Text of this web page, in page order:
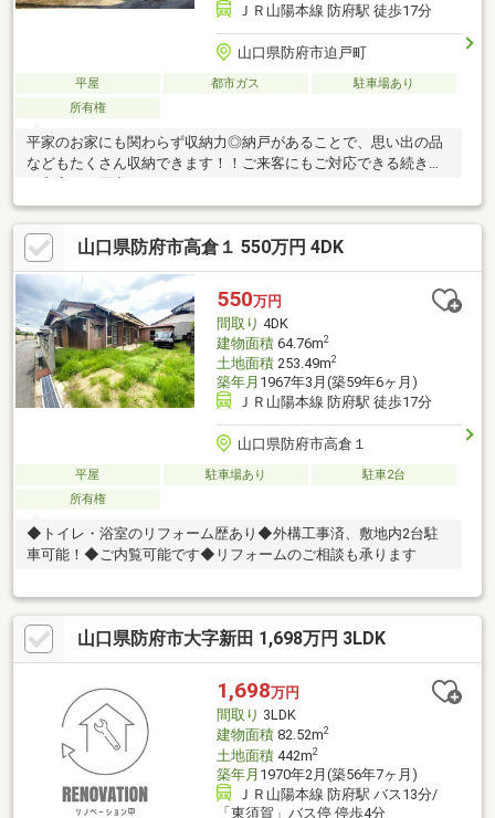
ＪＲ山陽本線 防府駅 徒歩17分
山口県防府市迫戸町
平屋 都市ガス
駐車場あり
所有権
平家のお家にも関わらず収納力◎納戸があることで、思い出の品
などもたくさん収納できます！！ご来客にもご対応できる続き間
山口県防府市高倉１ 550万円 4DK
550万円
間取り 4DK
建物面積64.76m2
土地面積253.49m2
築年月 1967年3月(築59年6ヶ月)
ＪＲ山陽本線 防府駅 徒歩17分
山口県防府市高倉１
平屋 駐車場あり
駐車2台
所有権
◆トイレ・浴室のリフォーム歴あり◆外構工事済、敷地内2台駐
車可能！◆ご内覧可能です◆リフォームのご相談も承ります
山口県防府市大字新田 1,698万円 3LDK
1,698万円
間取り 3LDK
建物面積82.52m2
土地面積442m2
築年月 1970年2月(築56年7ヶ月)
ＪＲ山陽本線 防府駅 バス13分/
「東須賀」バス停 停歩4分